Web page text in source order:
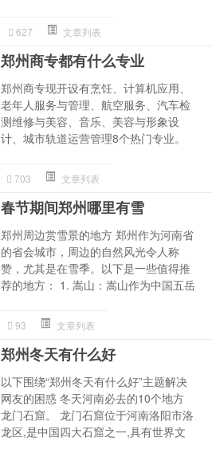
627 文章列表
郑州商专都有什么专业
郑州商专现开设有烹饪、计算机应用、
老年人服务与管理、航空服务、汽车检
测维修与美容、音乐、美容与形象设
计、城市轨道运营管理8个热门专业。
703 文章列表
春节期间郑州哪里有雪
郑州周边赏雪景的地方 郑州作为河南省
的省会城市，周边的自然风光令人称
赞，尤其是在雪季。以下是一些值得推
荐的地方： 1. 嵩山：嵩山作为中国五岳
93 文章列表
郑州冬天有什么好
以下围绕“郑州冬天有什么好”主题解决
网友的困惑 冬天河南必去的10个地方
龙门石窟。 龙门石窟位于河南洛阳市洛
龙区,是中国四大石窟之一,具有世界文